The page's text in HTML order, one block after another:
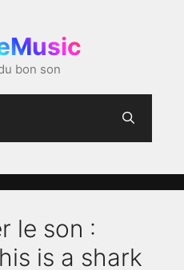
bon son
le son :
is a shark